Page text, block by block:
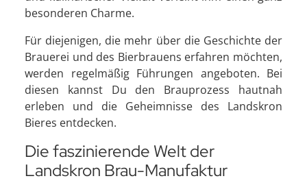
besonderen Charme.
Für diejenigen, die mehr über die Geschichte der
Brauerei und des Bierbrauens erfahren möchten,
werden regelmäßig Führungen angeboten. Bei
diesen kannst Du den Brauprozess hautnah
erleben und die Geheimnisse des Landskron
Bieres entdecken.
Die faszinierende Welt der
Landskron Brau-Manufaktur